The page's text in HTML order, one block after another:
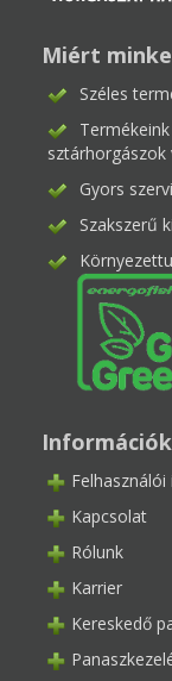
Miért
Széles
sztárhorgászok
Gyors
Szakszerű
Információk
Kapcsolat
Rólunk
Karrier
Kereskedő